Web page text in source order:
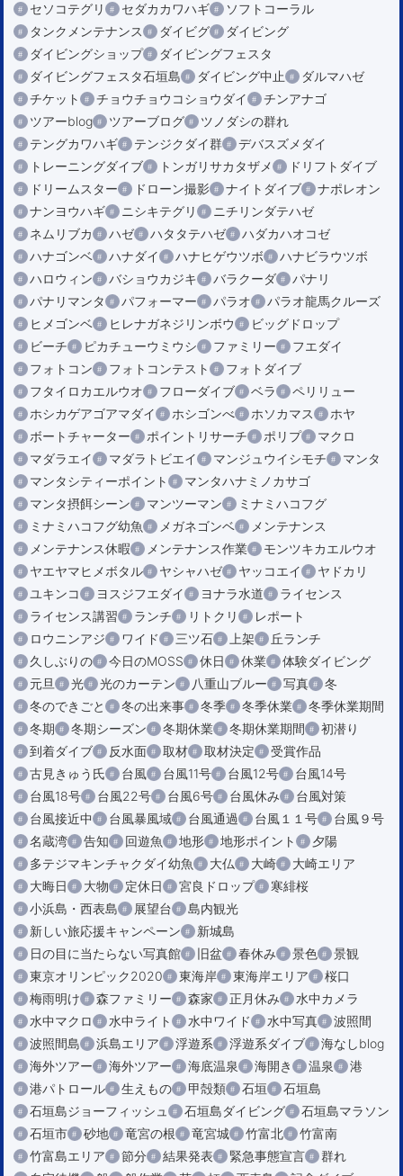
セソコテグリ
セダカカワハギ
ソフトコーラル
タンクメンテナンス
ダイビグ
ダイビング
ダイビングショップ
ダイビングフェスタ
ダイビングフェスタ石垣島
ダイビング中止
ダルマハゼ
チケット
チョウチョウコショウダイ
チンアナゴ
ツアーblog
ツアーブログ
ツノダシの群れ
テングカワハギ
テンジクダイ群
デバスズメダイ
トレーニングダイブ
トンガリサカタザメ
ドリフトダイブ
ドリームスター
ドローン撮影 ナイトダイブ
ナポレオン
ナンヨウハギ
ニシキテグリ
ニチリンダテハゼ
ネムリブカ
ハゼ ハタタテハゼ
ハダカハオコゼ
ハナゴンベ
ハナダイ ハナヒゲウツボ
ハナビラウツボ
ハロウィン
バショウカジキ バラクーダ
パナリ
パナリマンタ
パフォーマー パラオ
パラオ龍馬クルーズ
ヒメゴンベ
ヒレナガネジリンボウ
ビッグドロップ
ビーチ
ピカチューウミウシ ファミリー
フエダイ
フォトコン
フォトコンテスト
フォトダイブ
フタイロカエルウオ
フローダイブ ベラ
ペリリュー
ホシカゲアゴアマダイ
ホシゴンべ ホソカマス
ホヤ
ボートチャーター
ポイントリサーチ ポリプ
マクロ
マダラエイ
マダラトビエイ マンジュウイシモチ
マンタ
マンタシティーポイント
マンタハナミノカサゴ
マンタ摂餌シーン
マンツーマン
ミナミハコフグ
ミナミハコフグ幼魚
メガネゴンベ
メンテナンス
メンテナンス休暇
メンテナンス作業
モンツキカエルウオ
ヤエヤマヒメボタル
ヤシャハゼ ヤッコエイ
ヤドカリ
ユキンコ
ヨスジフエダイ ヨナラ水道
ライセンス
ライセンス講習
ランチ リトクリ
レポート
ロウニンアジ
ワイド 三ツ石 上架
丘ランチ
久しぶりの
今日のMOSS 休日 休業
体験ダイビング
元旦
光 光のカーテン 八重山ブルー 写真
冬
冬のできごと
冬の出来事 冬季 冬季休業
冬季休業期間
冬期
冬期シーズン 冬期休業 冬期休業期間
初潜り
到着ダイブ
反水面 取材 取材決定
受賞作品
古見きゅう氏
台風 台風11号 台風12号
台風14号
台風18号
台風22号 台風6号 台風休み
台風対策
台風接近中
台風暴風域 台風通過 台風１１号
台風９号
名蔵湾
告知 回遊魚 地形 地形ポイント
夕陽
多テジマキンチャクダイ幼魚
大仏 大崎
大崎エリア
大晦日
大物 定休日 宮良ドロップ
寒緋桜
小浜島・西表島
展望台
島内観光
新しい旅応援キャンペーン
新城島
日の目に当たらない写真館
旧盆 春休み 景色
景観
東京オリンピック2020
東海岸 東海岸エリア
桜口
梅雨明け
森ファミリー 森家 正月休み
水中カメラ
水中マクロ
水中ライト 水中ワイド 水中写真
波照間
波照間島
浜島エリア 浮遊系 浮遊系ダイブ
海なしblog
海外ツアー
海外ツアー 海底温泉 海開き 温泉
港
港パトロール
生えもの 甲殻類 石垣
石垣島
石垣島ジョーフィッシュ
石垣島ダイビング
石垣島マラソン
石垣市
砂地 竜宮の根 竜宮城 竹富北
竹富南
竹富島エリア
節分 結果発表 緊急事態宣言
群れ